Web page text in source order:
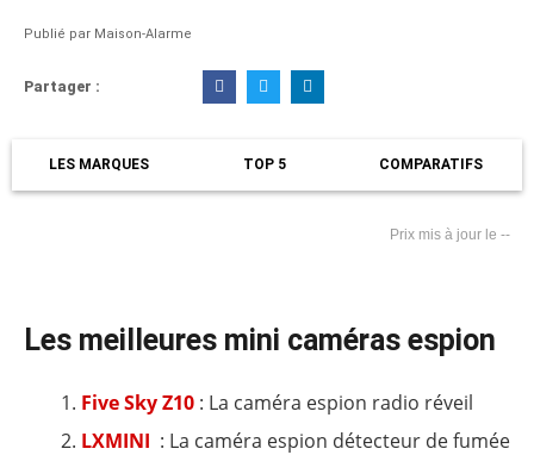
4.5
Publié par Maison-Alarme
Partager : F
a
c
k
T
w
i
e
r
L
i
n
n
LES MARQUES TOP 5 COMPARATIFS
--
Les meilleures mini caméras espion
Five Sky Z10 : La caméra espion radio réveil
LXMINI : La caméra espion détecteur de fumée